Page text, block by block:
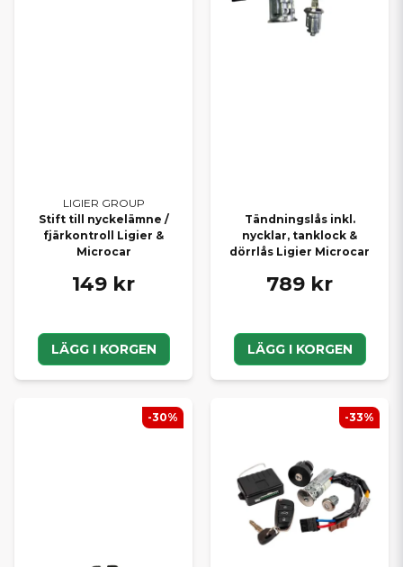
LIGIER GROUP
Stift till nyckelämne /
fjärkontroll Ligier &
Microcar
149 kr
LÄGG I KORGEN
Tändningslås inkl.
nycklar, tanklock &
dörrlås Ligier Microcar
789 kr
LÄGG I KORGEN
-30% -33%